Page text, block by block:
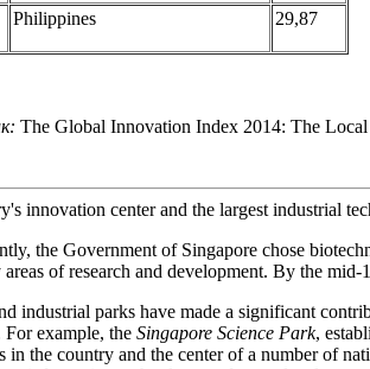
Philippines 29,87
The Global Innovation Index 2014: The
innovation center and the largest industrial
the Government of Singapore chose
of research and development. By the
industrial parks have made a significant
For example, the Singapore Science Park,
in the country and the center of a number of